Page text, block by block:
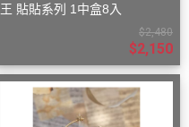
王 貼貼系列 1中盒8入
$2,480
$2,150